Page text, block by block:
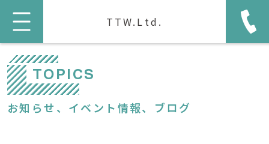
TTW.Ltd.
TOPICS
お知らせ、イベント情報、ブログ